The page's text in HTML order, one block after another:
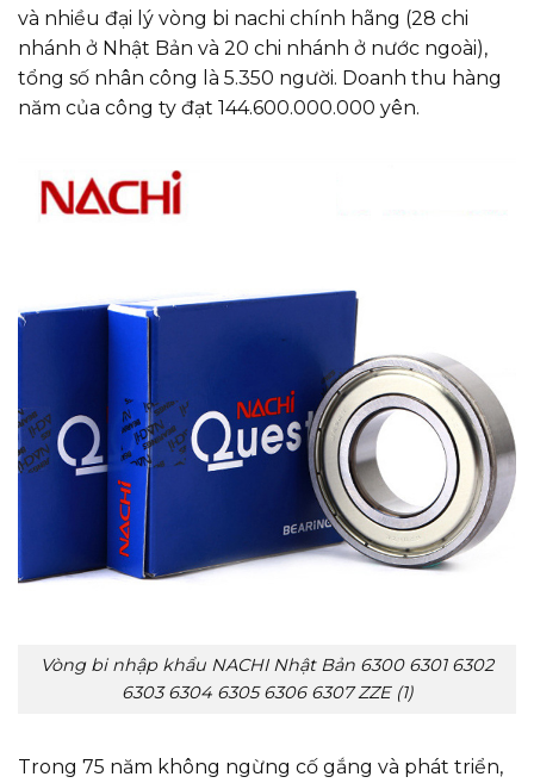
và nhiều đại lý vòng bi nachi chính hãng (28 chi
nhánh ở Nhật Bản và 20 chi nhánh ở nước ngoài),
tổng số nhân công là 5.350 người. Doanh thu hàng
năm của công ty đạt 144.600.000.000 yên.
Vòng bi nhập khẩu NACHI Nhật Bản 6300 6301 6302
6303 6304 6305 6306 6307 ZZE (1)
Trong 75 năm không ngừng cố gắng và phát triển,